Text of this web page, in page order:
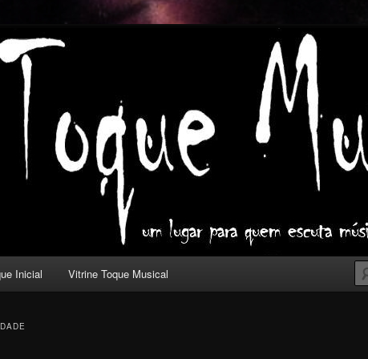
com outros olhos.
Inicial Vitrine Toque Musical